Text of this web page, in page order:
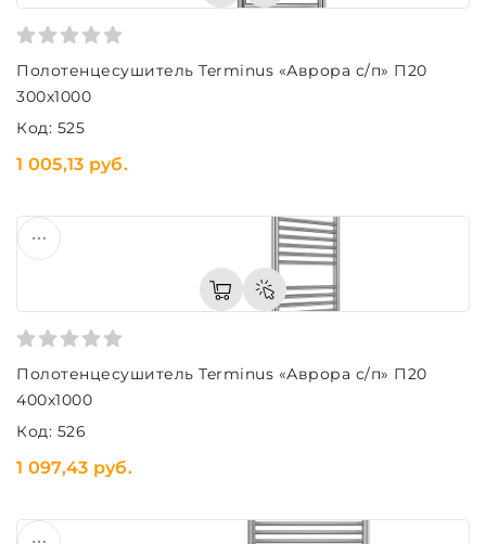
Полотенцесушитель Terminus «Аврора с/п» П20
300х1000
Код: 525
1 005,13 руб.
Полотенцесушитель Terminus «Аврора с/п» П20
400х1000
Код: 526
1 097,43 руб.